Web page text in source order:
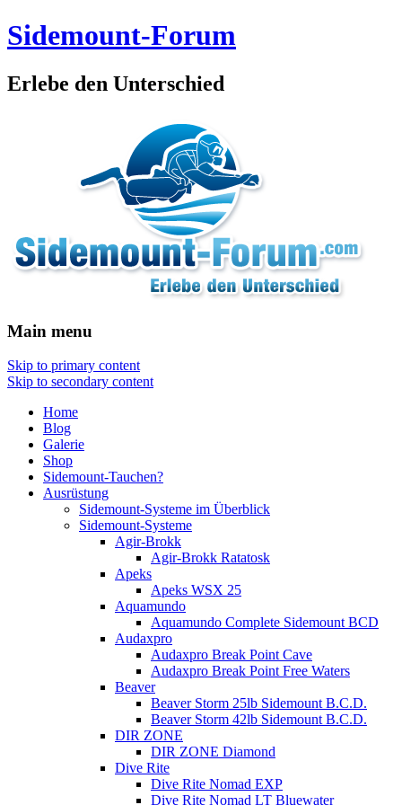
Sidemount-Forum
Erlebe den Unterschied
Main menu
Skip to primary content
Skip to secondary content
Home
Blog
Galerie
Shop
Sidemount-Tauchen?
Ausrüstung
Sidemount-Systeme im Überblick
Sidemount-Systeme
Agir-Brokk
Agir-Brokk Ratatosk
Apeks
Apeks WSX 25
Aquamundo
Aquamundo Complete Sidemount BCD
Audaxpro
Audaxpro Break Point Cave
Audaxpro Break Point Free Waters
Beaver
Beaver Storm 25lb Sidemount B.C.D.
Beaver Storm 42lb Sidemount B.C.D.
DIR ZONE
DIR ZONE Diamond
Dive Rite
Dive Rite Nomad EXP
Dive Rite Nomad LT Bluewater